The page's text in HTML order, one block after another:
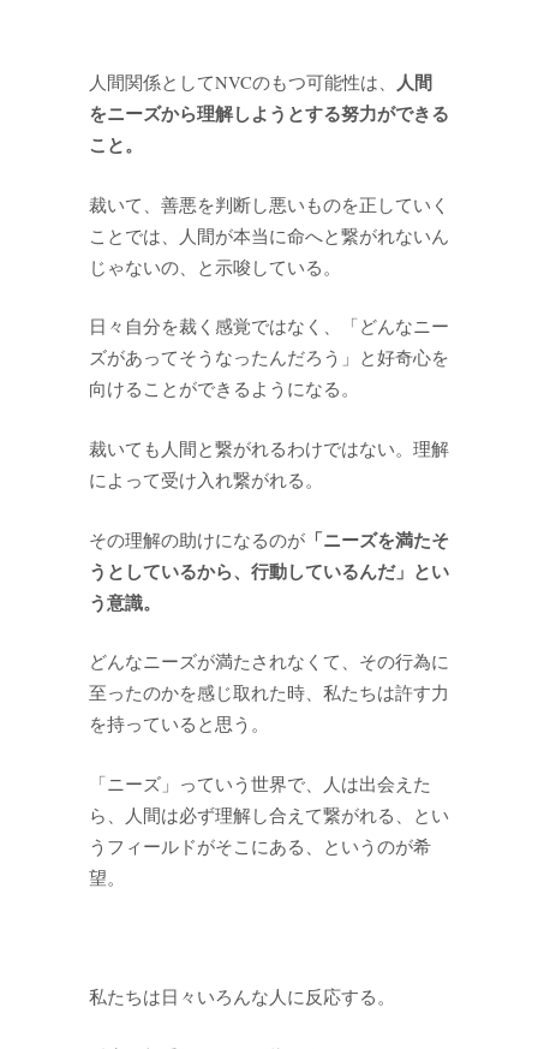
人間関係としてNVCのもつ可能性は、
人間
をニーズから理解しようとする努力ができる
こと。
裁いて、善悪を判断し悪いものを正していく
ことでは、人間が本当に命へと繋がれないん
じゃないの、と示唆している。
日々自分を裁く感覚ではなく、「どんなニー
ズがあってそうなったんだろう」と好奇心を
向けることができるようになる。
裁いても人間と繋がれるわけではない。理解
によって受け入れ繋がれる。
その理解の助けになるのが 「ニーズを満たそ
うとしているから、行動しているんだ」とい
う意識。
どんなニーズが満たされなくて、その行為に
至ったのかを感じ取れた時、私たちは許す力
を持っていると思う。
「ニーズ」っていう世界で、人は出会えた
ら、人間は必ず理解し合えて繋がれる、とい
うフィールドがそこにある、というのが希
望。
私たちは日々いろんな人に反応する。